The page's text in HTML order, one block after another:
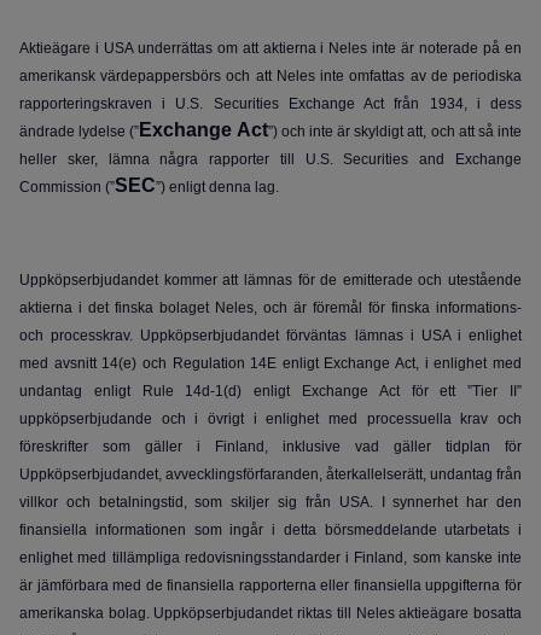
Aktieägare i USA underrättas om att aktierna i Neles inte är noterade på en
amerikansk värdepappersbörs och att Neles inte omfattas av de periodiska
rapporteringskraven i U.S. Securities Exchange Act från 1934, i dess
ändrade lydelse (” Exchange Act”) och inte är skyldigt att, och att så inte
heller sker, lämna några rapporter till U.S. Securities and Exchange
Commission (”SEC”) enligt denna lag.
Uppköpserbjudandet kommer att lämnas för de emitterade och utestående
aktierna i det finska bolaget Neles, och är föremål för finska informations-
och processkrav. Uppköpserbjudandet förväntas lämnas i USA i enlighet
med avsnitt 14(e) och Regulation 14E enligt Exchange Act, i enlighet med
undantag enligt Rule 14d-1(d) enligt Exchange Act för ett ”Tier II”
uppköpserbjudande och i övrigt i enlighet med processuella krav och
föreskrifter som gäller i Finland, inklusive vad gäller tidplan för
Uppköpserbjudandet, avvecklingsförfaranden, återkallelserätt, undantag från
villkor och betalningstid, som skiljer sig från USA. I synnerhet har den
finansiella informationen som ingår i detta börsmeddelande utarbetats i
enlighet med tillämpliga redovisningsstandarder i Finland, som kanske inte
är jämförbara med de finansiella rapporterna eller finansiella uppgifterna för
amerikanska bolag. Uppköpserbjudandet riktas till Neles aktieägare bosatta